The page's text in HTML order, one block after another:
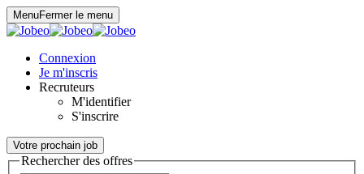
MenuFermer le menu
Connexion
Je m'inscris
Recruteurs
M'identifier
S'inscrire
Votre prochain job
Rechercher des offres
Panneau de gestion des cookies